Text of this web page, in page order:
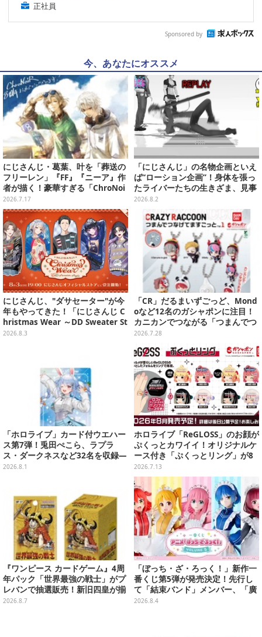
正社員
Sponsored by
今、あなたにオススメ
にじさんじ・葛葉、叶を「葬送の
フリーレン」『FF』『ニーア』作
者が描く！豪華すぎる「ChroNoi
R」8周年イラストが公開
2026.7.17
「にじさんじ」の名物企画といえ
ば“ローション企画”！身体を張っ
たライバーたちの生きざま、見事
な転倒具合を振り返り【特集】
2026.8.2
にじさんじ、"ダサセーター"が今
年もやってきた！「にじさんじ C
hristmas Wear ～DD Sweater St
yle～」グッズが受注販売へ―狂
2026.8.3
「CR」だるまいずごっど、Mond
oなど12名のガシャポンに注目！
カニカンでつながる「つまんでつ
なげてますこっと」が8月第5週よ
2026.7.28
「ホロライブ」カード付ウエハー
ス第7弾！兎田ぺこら、ラプラ
ス・ダークネスなど32名を収録―
裏面には手書きメッセージも
2026.8.1
ホロライブ「ReGLOSS」のお顔が
ぷくっとカワイイ！オリジナルケ
ース付き「ぷくっとリング」が8
月発売決定
2026.7.13
『ワンピース カードゲーム』4周
年パック「世界最強の戦士」がプ
レバンで抽選販売！新旧四皇が揃
い踏み、刃牙作者が描く「カイド
2026.8.7
「ぼっち・ざ・ろっく！」新作一
番くじ第5弾が発売決定！先行し
て「結束バンド」メンバー、「廣
井きくり」のメイド衣装フィギュ
2026.8.4